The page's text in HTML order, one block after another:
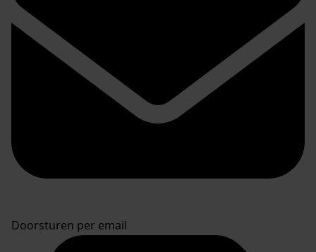
Doorsturen per email